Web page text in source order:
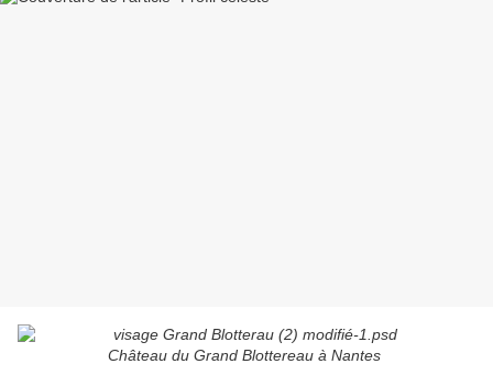
Château du Grand Blottereau à Nantes